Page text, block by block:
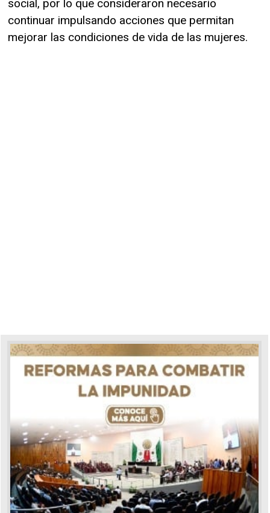
social, por lo que consideraron necesario
continuar impulsando acciones que permitan
mejorar las condiciones de vida de las mujeres.